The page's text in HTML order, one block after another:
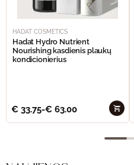
HADAT COSMETICS
Hadat Hydro Nutrient
Nourishing kasdienis plaukų
kondicionierius
€ 33.75-€ 63.00